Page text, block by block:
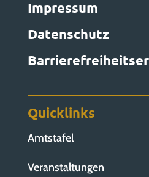
Impressum
Datenschutz
Quicklinks
Amtstafel
Veranstaltungen